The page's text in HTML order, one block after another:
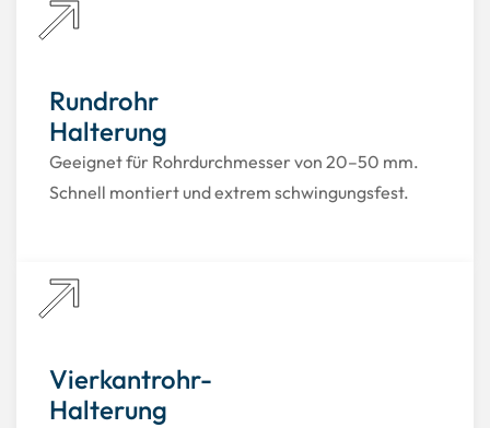
Rundrohr
Halterung
Geeignet für Rohrdurchmesser von 20–50 mm.
Schnell montiert und extrem schwingungsfest.
Vierkantrohr-
Halterung